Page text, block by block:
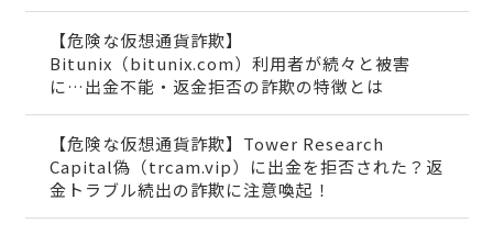
【危険な仮想通貨詐欺】
Bitunix（bitunix.com）利用者が続々と被害
に…出金不能・返金拒否の詐欺の特徴とは
【危険な仮想通貨詐欺】Tower Research
Capital偽（trcam.vip）に出金を拒否された？返
金トラブル続出の詐欺に注意喚起！